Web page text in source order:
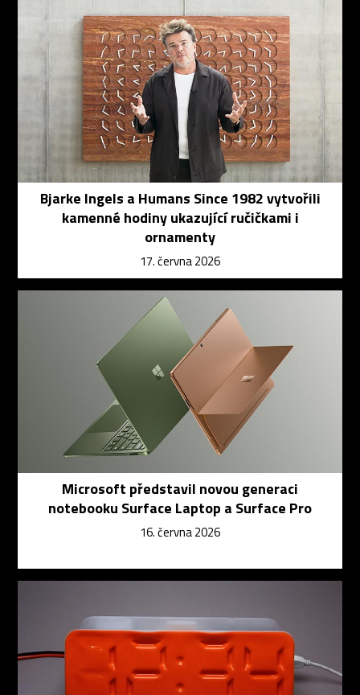
Bjarke Ingels a Humans Since 1982 vytvořili
kamenné hodiny ukazující ručičkami i
ornamenty
17. června 2026
Microsoft představil novou generaci
notebooku Surface Laptop a Surface Pro
16. června 2026